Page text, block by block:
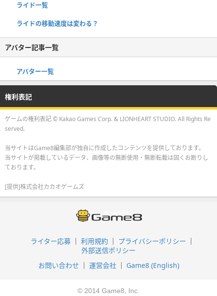
ライド一覧
ライドの移動速度は変わる？
アバター記事一覧
アバター一覧
権利表記
ゲームの権利表記 © Kakao Games Corp. & LIONHEART STUDIO. All Rights Re
served.
当サイトはGame8編集部が独自に作成したコンテンツを提供しております。
当サイトが掲載しているデータ、画像等の無断使用・無断転載は固くお断りし
ております。
[提供]株式会社カカオゲームズ
ライター応募 利用規約
プライバシーポリシー
外部送信ポリシー
お問い合わせ
運営会社 Game8 (English)
© 2014 Game8, Inc.